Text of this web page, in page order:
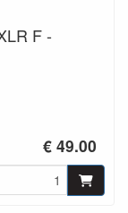
F -
€ 49.00